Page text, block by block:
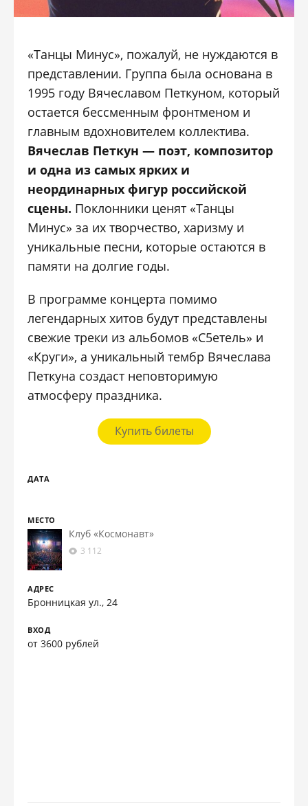
«Танцы Минус», пожалуй, не нуждаются в
представлении. Группа была основана в
1995 году Вячеславом Петкуном, который
остается бессменным фронтменом и
главным вдохновителем коллектива.
Вячеслав Петкун — поэт, композитор
и одна из самых ярких и
неординарных фигур российской
сцены. Поклонники ценят «Танцы
Минус» за их творчество, харизму и
уникальные песни, которые остаются в
памяти на долгие годы.
В программе концерта помимо
легендарных хитов будут представлены
свежие треки из альбомов «С5етель» и
«Круги», а уникальный тембр Вячеслава
Петкуна создаст неповторимую
атмосферу праздника.
Купить билеты
ДАТА
МЕСТО
Клуб «Космонавт»
3 112
АДРЕС
Бронницкая ул., 24
ВХОД
от 3600 рублей